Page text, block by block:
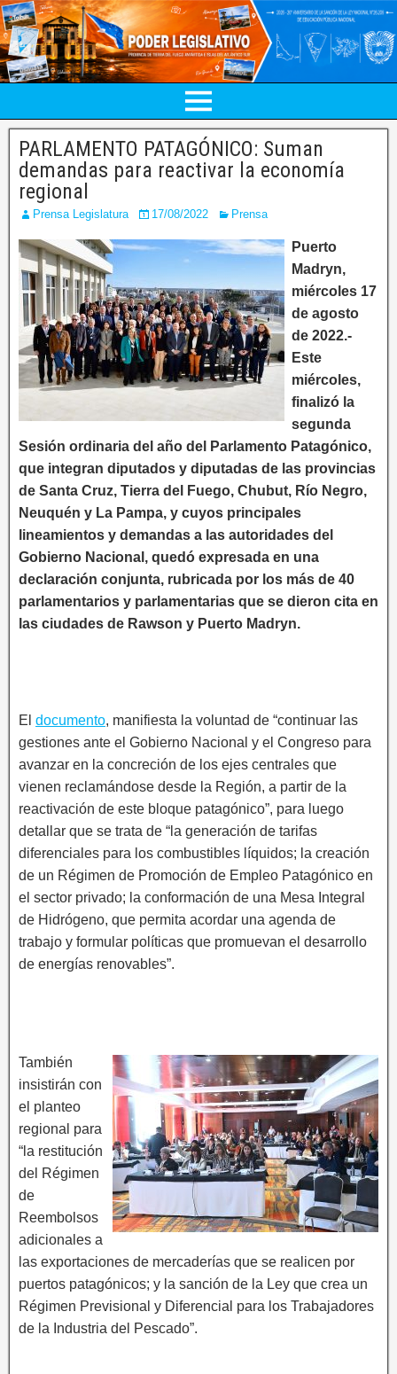
PARLAMENTO PATAGÓNICO: Suman
demandas para reactivar la economía
regional
Prensa Legislatura 17/08/2022 Prensa
Puerto
Madryn,
miércoles 17
de agosto
de 2022.-
Este
miércoles,
finalizó la
segunda
Sesión ordinaria del año del Parlamento Patagónico,
que integran diputados y diputadas de las provincias
de Santa Cruz, Tierra del Fuego, Chubut, Río Negro,
Neuquén y La Pampa, y cuyos principales
lineamientos y demandas a las autoridades del
Gobierno Nacional, quedó expresada en una
declaración conjunta, rubricada por los más de 40
parlamentarios y parlamentarias que se dieron cita en
las ciudades de Rawson y Puerto Madryn.
El documento, manifiesta la voluntad de “continuar las
gestiones ante el Gobierno Nacional y el Congreso para
avanzar en la concreción de los ejes centrales que
vienen reclamándose desde la Región, a partir de la
reactivación de este bloque patagónico”, para luego
detallar que se trata de “la generación de tarifas
diferenciales para los combustibles líquidos; la creación
de un Régimen de Promoción de Empleo Patagónico en
el sector privado; la conformación de una Mesa Integral
de Hidrógeno, que permita acordar una agenda de
trabajo y formular políticas que promuevan el desarrollo
de energías renovables”.
También
insistirán con
el planteo
regional para
“la restitución
del Régimen
de
Reembolsos
adicionales a
las exportaciones de mercaderías que se realicen por
puertos patagónicos; y la sanción de la Ley que crea un
Régimen Previsional y Diferencial para los Trabajadores
de la Industria del Pescado”.